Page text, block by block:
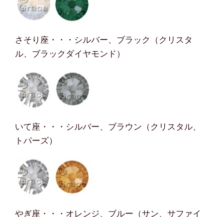
さそり座・・・シルバー、ブラック（クリスタ
ル、ブラックダイヤモンド）
いて座・・・シルバー、ブラウン（クリスタル、
トパーズ）
やぎ座・・・オレンジ、ブルー（サン、サファイ